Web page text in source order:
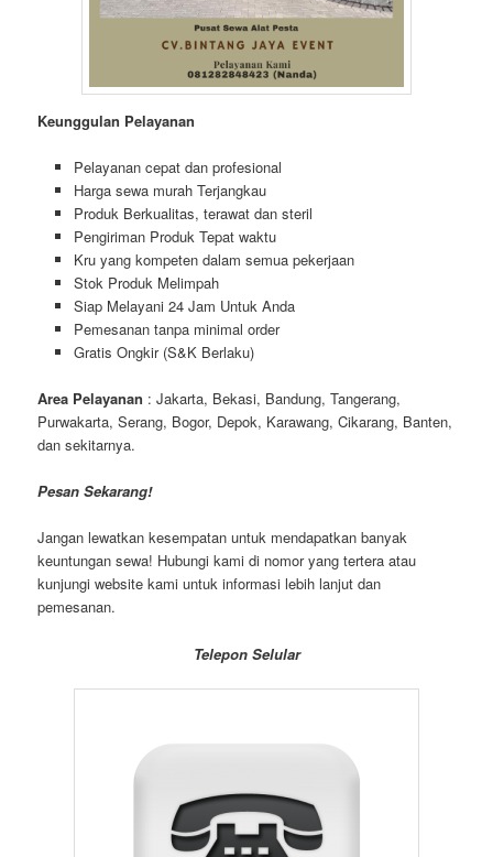
Keunggulan Pelayanan
Pelayanan cepat dan profesional
Harga sewa murah Terjangkau
Produk Berkualitas, terawat dan steril
Pengiriman Produk Tepat waktu
Kru yang kompeten dalam semua pekerjaan
Stok Produk Melimpah
Siap Melayani 24 Jam Untuk Anda
Pemesanan tanpa minimal order
Gratis Ongkir (S&K Berlaku)
Area Pelayanan : Jakarta, Bekasi, Bandung, Tangerang,
Purwakarta, Serang, Bogor, Depok, Karawang, Cikarang, Banten,
dan sekitarnya.
Pesan Sekarang!
Jangan lewatkan kesempatan untuk mendapatkan banyak
keuntungan sewa! Hubungi kami di nomor yang tertera atau
kunjungi website kami untuk informasi lebih lanjut dan
pemesanan.
Telepon Selular